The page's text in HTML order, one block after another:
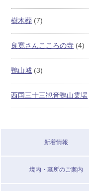
樹木葬 (7)
良寛さんこころの寺 (4)
鴨山城 (3)
西国三十三観音鴨山霊場
新着情報
境内・墓所のご案内